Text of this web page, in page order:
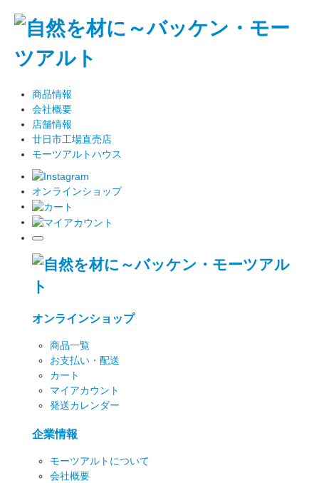
商品情報
会社概要
店舗情報
廿日市工場直売店
モーツアルトハウス
オンラインショップ
オンラインショップ
商品一覧
お支払い・配送
カート
マイアカウント
発送カレンダー
企業情報
モーツアルトについて
会社概要